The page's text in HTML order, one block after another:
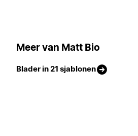
Meer van Matt Bio
Blader in 21 sjablonen